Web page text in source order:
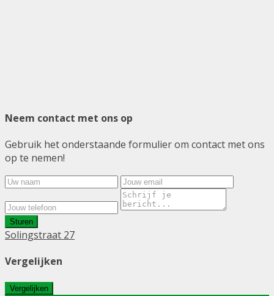
Neem contact met ons op
Gebruik het onderstaande formulier om contact met ons
op te nemen!
Sturen
Solingstraat 27
Vergelijken
Vergelijken